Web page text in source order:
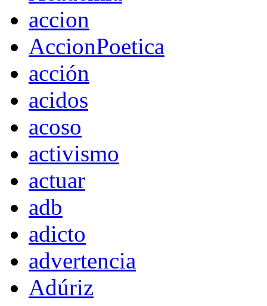
accion
AccionPoetica
acción
acidos
acoso
activismo
actuar
adb
adicto
advertencia
Adúriz